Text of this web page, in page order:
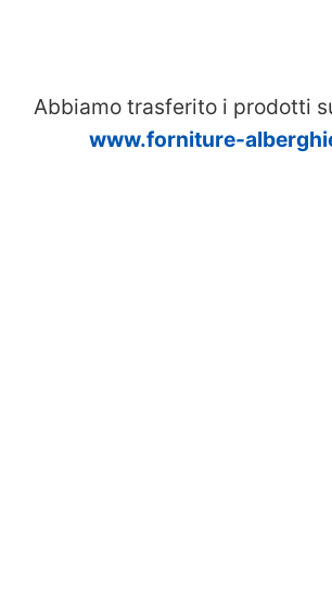
Abbiamo trasferito i prodotti
www.forniture-